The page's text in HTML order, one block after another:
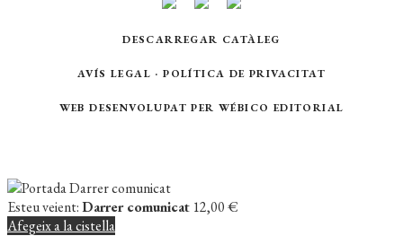
DESCARREGAR CATÀLEG
AVÍS LEGAL ·POLÍTICA DE PRIVACITAT
WEB DESENVOLUPAT PER WÉBICO EDITORIAL
Esteu veient:Darrer comunicat 12,00€
Afegeix a la cistella